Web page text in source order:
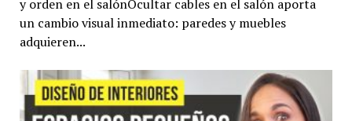
y orden en el salónOcultar cables en el salón aporta
un cambio visual inmediato: paredes y muebles
adquieren...